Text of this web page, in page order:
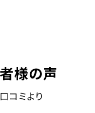
様の声
コミより